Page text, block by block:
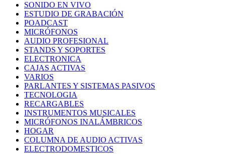
SONIDO EN VIVO
ESTUDIO DE GRABACIÓN
POADCAST
MICRÓFONOS
AUDIO PROFESIONAL
STANDS Y SOPORTES
ELECTRONICA
CAJAS ACTIVAS
VARIOS
PARLANTES Y SISTEMAS PASIVOS
TECNOLOGIA
RECARGABLES
INSTRUMENTOS MUSICALES
MICRÓFONOS INALÁMBRICOS
HOGAR
COLUMNA DE AUDIO ACTIVAS
ELECTRODOMESTICOS